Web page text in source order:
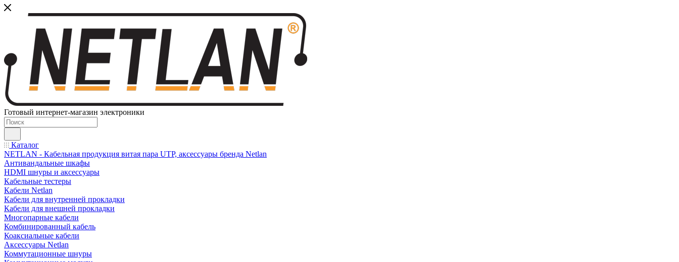
Готовый интернет-магазин электроники
Каталог
NETLAN - Кабельная продукция витая пара UTP, аксессуары бренда Netlan
Антивандальные шкафы
HDMI шнуры и аксессуары
Кабельные тестеры
Кабели Netlan
Кабели для внутренней прокладки
Кабели для внешней прокладки
Многопарные кабели
Комбинированный кабель
Коаксиальные кабели
Аксессуары Netlan
Коммутационные шнуры